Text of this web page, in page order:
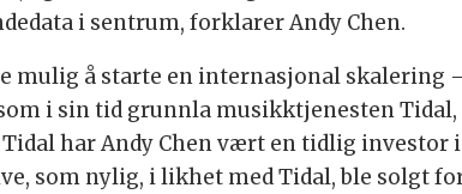
i sentrum, forklarer Andy Chen.
mulig å starte en internasjonal skalering
i sin tid grunnla musikktjenesten
har Andy Chen vært en tidlig investor i
som nylig, i likhet med Tidal, ble solgt